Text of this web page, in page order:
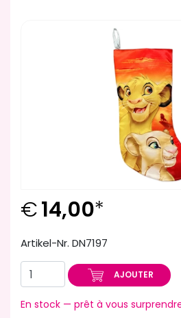
€14,00*
Artikel-Nr. DN7197
AJOUTER
En stock — prêt à vous